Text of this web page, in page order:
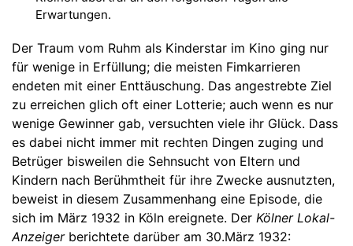
Erwartungen.
Der Traum vom Ruhm als Kinderstar im Kino ging nur
für wenige in Erfüllung; die meisten Fimkarrieren
endeten mit einer Enttäuschung. Das angestrebte Ziel
zu erreichen glich oft einer Lotterie; auch wenn es nur
wenige Gewinner gab, versuchten viele ihr Glück. Dass
es dabei nicht immer mit rechten Dingen zuging und
Betrüger bisweilen die Sehnsucht von Eltern und
Kindern nach Berühmtheit für ihre Zwecke ausnutzten,
beweist in diesem Zusammenhang eine Episode, die
sich im März 1932 in Köln ereignete. Der Kölner Lokal-
Anzeigerberichtete darüber am 30.März 1932: